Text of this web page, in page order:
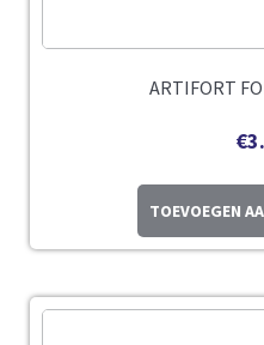
ARTIFORT
€
TOEVOEGEN